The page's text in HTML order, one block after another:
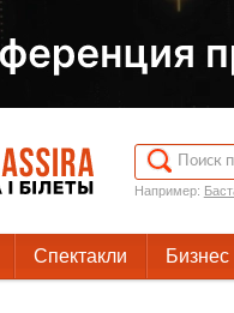
Например:
Спектакли Бизнес